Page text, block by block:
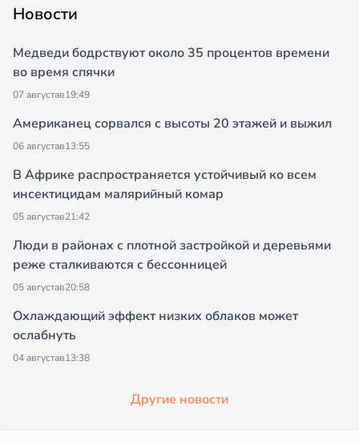
Новости
Медведи бодрствуют около 35 процентов времени
во время спячки
07 августав19:49
Американец сорвался с высоты 20 этажей и выжил
06 августав13:55
В Африке распространяется устойчивый ко всем
инсектицидам малярийный комар
05 августав21:42
Люди в районах с плотной застройкой и деревьями
реже сталкиваются с бессонницей
05 августав20:58
Охлаждающий эффект низких облаков может
ослабнуть
04 августав13:38
Другие новости